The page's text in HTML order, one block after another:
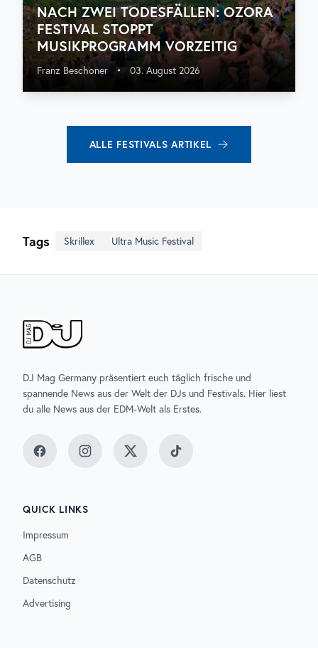
NACH ZWEI TODESFÄLLEN: OZORA
FESTIVAL STOPPT
MUSIKPROGRAMM VORZEITIG
Franz Beschoner • 03. August 2026
ALLE FESTIVALS ARTIKEL
Tags Skrillex Ultra Music Festival
DJ Mag Germany präsentiert euch täglich frische und
spannende News aus der Welt der DJs und Festivals. Hier liest
du alle News aus der EDM-Welt als Erstes.
FacebookInstagramTwitter TikTok
QUICK LINKS
Impressum
AGB
Datenschutz
Advertising